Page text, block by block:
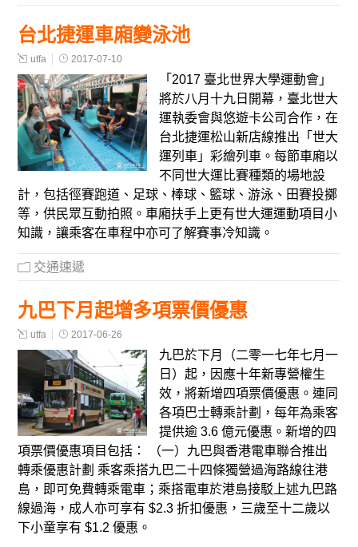
台北捷運車廂變泳池
utfa 2017-07-10
「2017 臺北世界大學運動會」
將於八月十九日開幕，臺北世大
運執委會與悠遊卡公司合作，在
台北捷運松山新店線推出「世大
運列車」彩繪列車。每節車廂以
不同世大運比賽種類的場地設
計，包括徑賽跑道、足球、棒球、籃球、游泳、田賽投擲
等，供民眾互動拍照。車廂扶手上更有世大運運動項目小
知識，讓乘客在車程中亦可了解賽事冷知識。
交通速遞
九巴下月起增多項票價優惠
utfa 2017-06-26
九巴於下月（二零一七年七月一
日）起，因應十年新專營權生
效，將新增四項票價優惠。連同
各項巴士轉乘計劃，每年為乘客
提供逾 3.6 億元優惠。新增的四
項票價優惠項目包括： （一）九巴與香港電車聯合推出
轉乘優惠計劃 乘客乘搭九巴二十四條獨營過海路線往港
島，即可免費轉乘電車；乘搭電車於港島接駁上述九巴路
線過海，成人亦可享有 $2.3 折扣優惠，三歲至十二歲以
下小童享有 $1.2 優惠。